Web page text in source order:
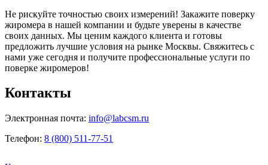
Не рискуйте точностью своих измерений! Закажите поверку
жиромера в нашей компании и будьте уверены в качестве
своих данных. Мы ценим каждого клиента и готовы
предложить лучшие условия на рынке Москвы. Свяжитесь с
нами уже сегодня и получите профессиональные услуги по
поверке жиромеров!
Контакты
Электронная почта: info@labcsm.ru
Телефон: 8 (800) 511-77-51